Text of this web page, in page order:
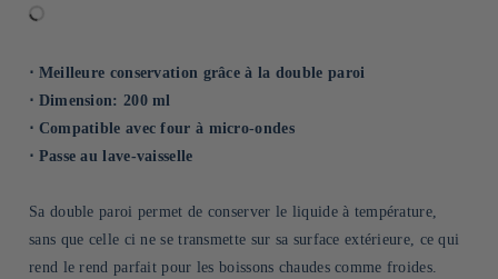
⋅ Meilleure conservation grâce à la double paroi
⋅ Dimension: 200 ml
⋅ Compatible avec four à micro-ondes
⋅ Passe au lave-vaisselle
Sa double paroi permet de conserver le liquide à température,
sans que celle ci ne se transmette sur sa surface extérieure, ce qui
rend le rend parfait pour les boissons chaudes comme froides.